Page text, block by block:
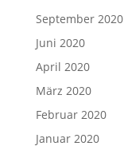
September 2020
Juni 2020
April 2020
März 2020
Februar 2020
Januar 2020